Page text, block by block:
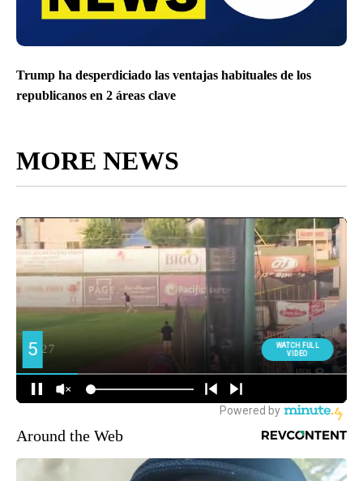
Trump ha desperdiciado las ventajas habituales de los
republicanos en 2 áreas clave
MORE NEWS
Around the Web